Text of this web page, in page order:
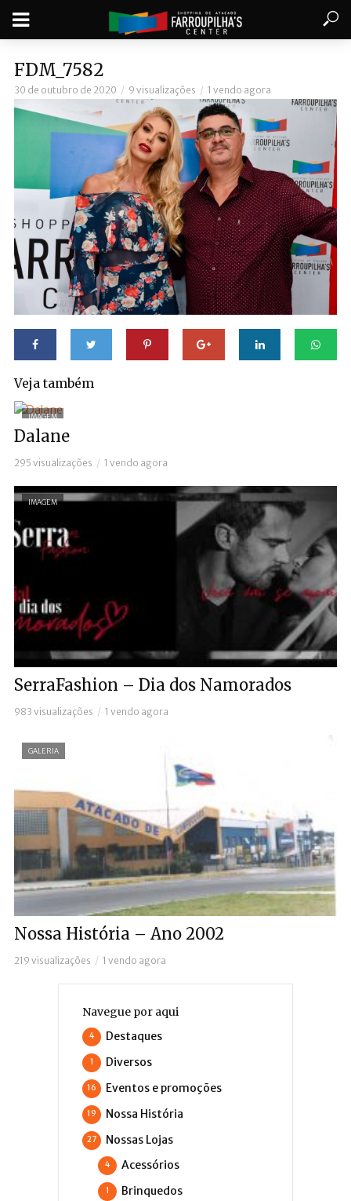
FDM_7582
30 de outubro de 2020 9 visualizações 1 vendo agora
Veja também
IMAGEM
Dalane
295 visualizações 1 vendo agora
IMAGEM
SerraFashion – Dia dos Namorados
983 visualizações 1 vendo agora
GALERIA
Nossa História – Ano 2002
219 visualizações 1 vendo agora
Navegue por aqui
Destaques
4
Diversos
1
Eventos e promoções
16
Nossa História
19
Nossas Lojas
27
Acessórios
4
Brinquedos
1